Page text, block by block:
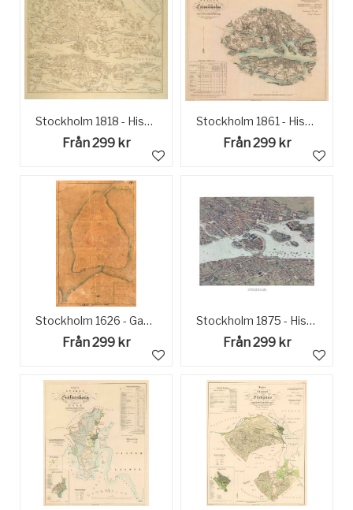
Stockholm 1818 - Historisk karta
Från 299 kr
Stockholm 1861 - Historisk karta
Från 299 kr
Stockholm 1626 - Gamla Stan
Från 299 kr
Stockholm 1875 - Historisk Karta
Från 299 kr